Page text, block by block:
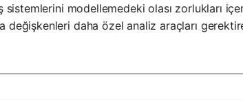
sistemlerini modellemedeki olası zorlukları
değişkenleri daha özel analiz araçları